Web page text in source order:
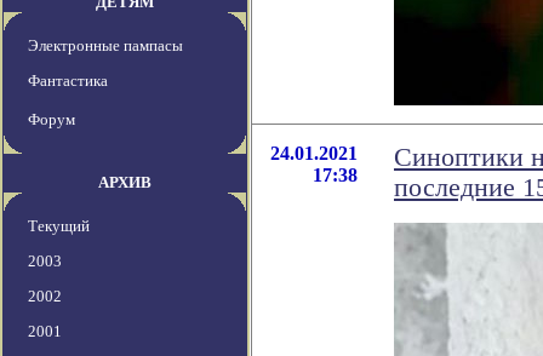
Электронные пампасы
Фантастика
Форум
АРХИВ
Текущий
2003
2002
2001
24.01.2021
17:38
Синоптики
последние